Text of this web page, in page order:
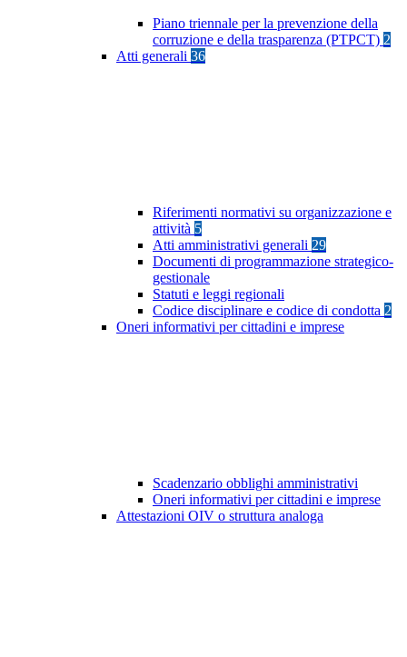
Piano triennale per la prevenzione della
corruzione e della trasparenza (PTPCT) 2
Atti generali 36
Riferimenti normativi su organizzazione e
attività 5
Atti amministrativi generali 29
Documenti di programmazione strategico-
gestionale
Statuti e leggi regionali
Codice disciplinare e codice di condotta 2
Oneri informativi per cittadini e imprese
Scadenzario obblighi amministrativi
Oneri informativi per cittadini e imprese
Attestazioni OIV o struttura analoga